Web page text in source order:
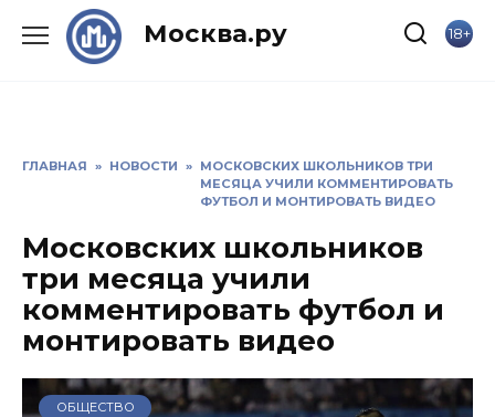
Москва.ру 18+
ГЛАВНАЯ » НОВОСТИ » МОСКОВСКИХ ШКОЛЬНИКОВ ТРИ
МЕСЯЦА УЧИЛИ КОММЕНТИРОВАТЬ
ФУТБОЛ И МОНТИРОВАТЬ ВИДЕО
Московских школьников
три месяца учили
комментировать футбол и
монтировать видео
ОБЩЕСТВО